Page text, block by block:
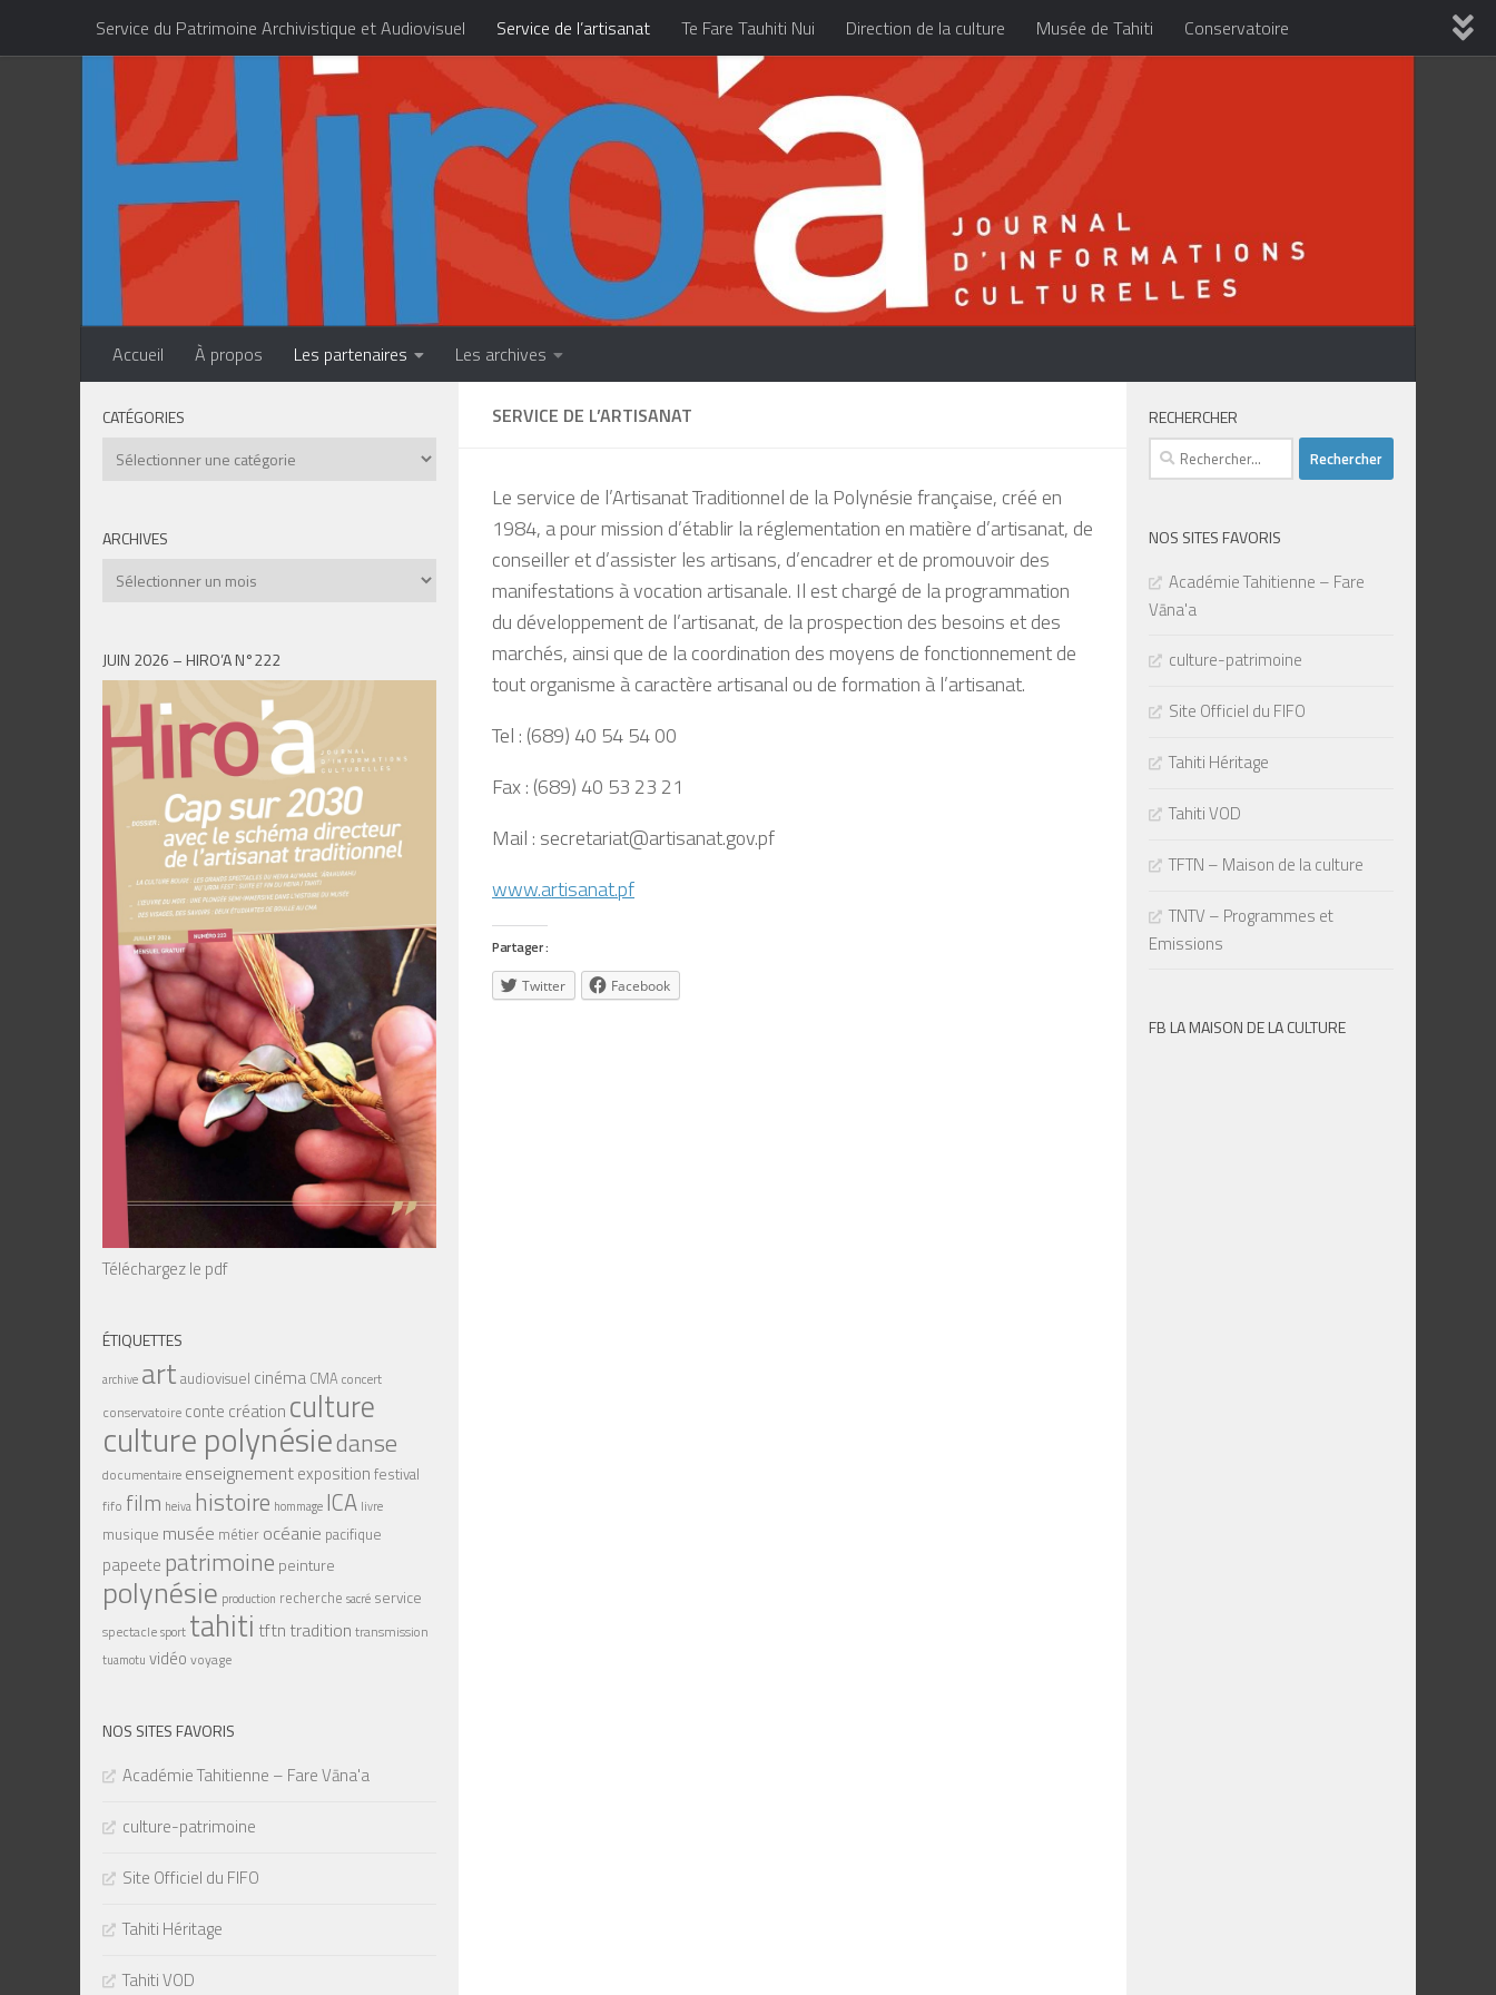
Skip to contentService du Patrimoine Archivistique et Audiovisuel Service de l’artisanat Te Fare Tauhiti Nui Direction de la culture Musée de Tahiti Conservatoire
Centre des Métiers d’Art de la Polynésie française Les archives À propos Accueil
Accueil À propos Les partenaires Les archives
SERVICE DE L’ARTISANAT
Le service de l’Artisanat Traditionnel de la Polynésie française, créé en
1984, a pour mission d’établir la réglementation en matière d’artisanat, de
conseiller et d’assister les artisans, d’encadrer et de promouvoir des
manifestations à vocation artisanale. Il est chargé de la programmation
du développement de l’artisanat, de la prospection des besoins et des
marchés, ainsi que de la coordination des moyens de fonctionnement de
tout organisme à caractère artisanal ou de formation à l’artisanat.
Tel : (689) 40 54 54 00
Fax : (689) 40 53 23 21
Mail : secretariat@artisanat.gov.pf
www.artisanat.pf
Partager :
Twitter Facebook
CATÉGORIES
Catégories
ARCHIVES
Archives
JUIN 2026 – HIRO’A N°222
Téléchargez le pdf
ÉTIQUETTES
archive art audiovisuel cinéma CMA concert
conservatoire conte création culture
culture polynésiedanse
documentaire enseignementexposition festival
fifo film heiva histoire hommage ICA livre
musique musée métier océanie pacifique
papeete patrimoine peinture
polynésie production recherche sacré service
spectaclesport tahiti tftn tradition transmission
tuamotu vidéo voyage
NOS SITES FAVORIS
Académie Tahitienne – Fare Vāna'a
culture-patrimoine
Site Officiel du FIFO
Tahiti Héritage
Tahiti VOD
RECHERCHER
Rechercher :
NOS SITES FAVORIS
Académie Tahitienne – Fare
Vāna'a
culture-patrimoine
Site Officiel du FIFO
Tahiti Héritage
Tahiti VOD
TFTN – Maison de la culture
TNTV – Programmes et
Emissions
FB LA MAISON DE LA CULTURE